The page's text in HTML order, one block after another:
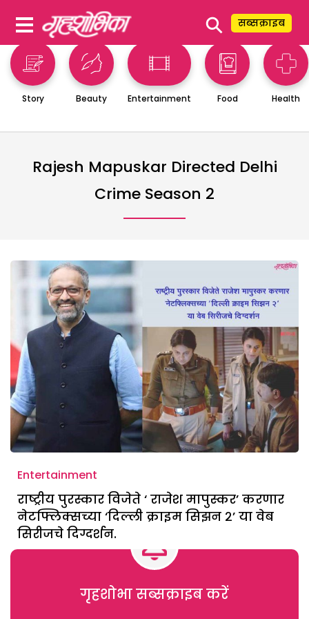
⚲ सब्सक्राइब
Story Beauty Entertainment Food Health
Rajesh Mapuskar Directed Delhi
Crime Season 2
Entertainment
राष्ट्रीय पुरस्कार विजेते ‘ राजेश मापुस्कर’ करणार
नेटफ्लिक्सच्या ‘दिल्ली क्राइम सिझन २’ या वेब
सिरीजचे दिग्दर्शन.
गृहशोभा सब्सक्राइब करें